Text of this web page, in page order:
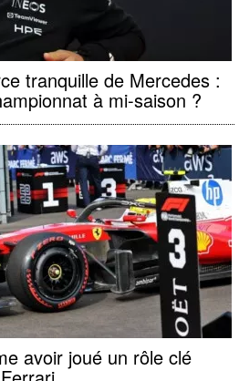
tranquille de Mercedes :
à mi-saison ?
avoir joué un rôle clé